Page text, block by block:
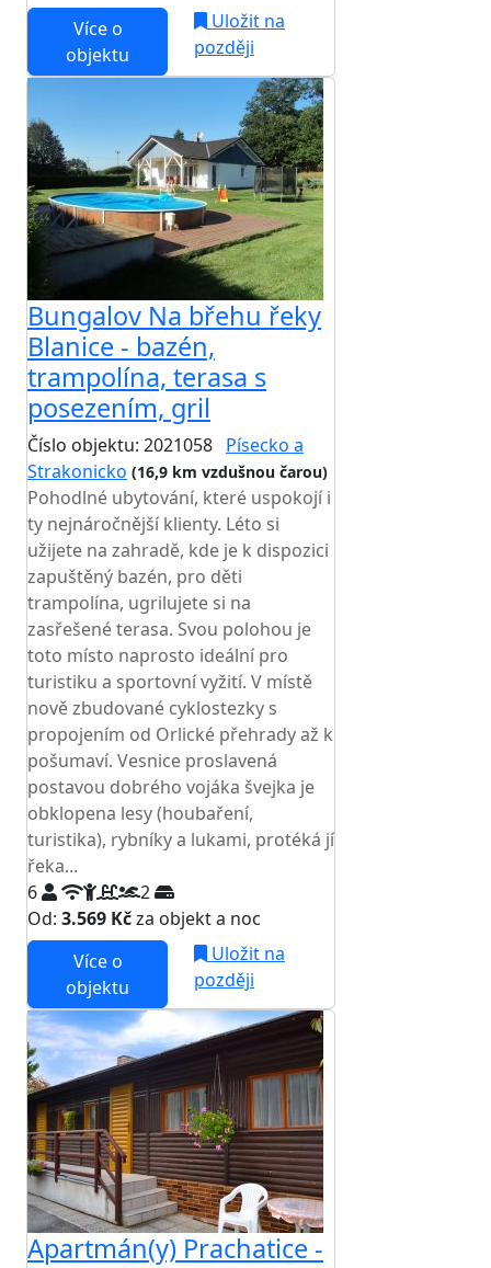
Více o
objektu
Uložit na
později
Bungalov Na břehu řeky
Blanice - bazén,
trampolína, terasa s
posezením, gril
Číslo objektu: 2021058 Písecko a
Strakonicko (16,9 km vzdušnou čarou)
Pohodlné ubytování, které uspokojí i
ty nejnáročnější klienty. Léto si
užijete na zahradě, kde je k dispozici
zapuštěný bazén, pro děti
trampolína, ugrilujete si na
zasřešené terasa. Svou polohou je
toto místo naprosto ideální pro
turistiku a sportovní vyžití. V místě
nově zbudované cyklostezky s
propojením od Orlické přehrady až k
pošumaví. Vesnice proslavená
postavou dobrého vojáka švejka je
obklopena lesy (houbaření,
turistika), rybníky a lukami, protéká jí
řeka...
6
2
Od: 3.569 Kčza objekt a noc
Více o
objektu
Uložit na
později
Apartmán(y) Prachatice -